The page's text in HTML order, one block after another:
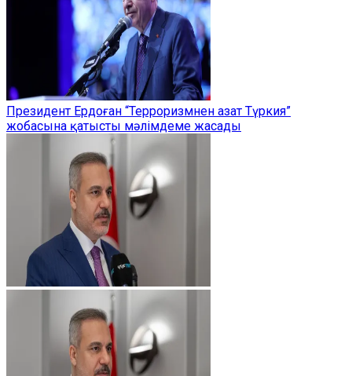
Президент Ердоған “Терроризмнен азат Түркия”
жобасына қатысты мәлімдеме жасады